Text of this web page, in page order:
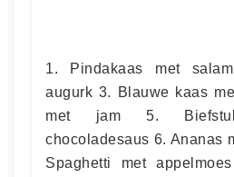
1. Pindakaas met
augurk 3. Blauwe kaas
met jam 5.
chocoladesaus 6. Ananas
Spaghetti met